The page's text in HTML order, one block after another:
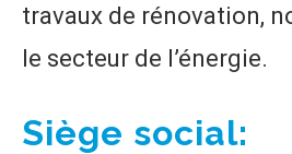
travaux de rénovation,
le secteur de l’énergie.
Siège social: